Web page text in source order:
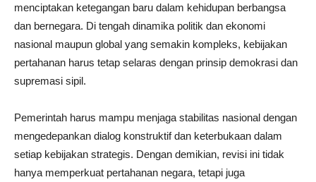
menciptakan ketegangan baru dalam kehidupan berbangsa
dan bernegara. Di tengah dinamika politik dan ekonomi
nasional maupun global yang semakin kompleks, kebijakan
pertahanan harus tetap selaras dengan prinsip demokrasi dan
supremasi sipil.
Pemerintah harus mampu menjaga stabilitas nasional dengan
mengedepankan dialog konstruktif dan keterbukaan dalam
setiap kebijakan strategis. Dengan demikian, revisi ini tidak
hanya memperkuat pertahanan negara, tetapi juga